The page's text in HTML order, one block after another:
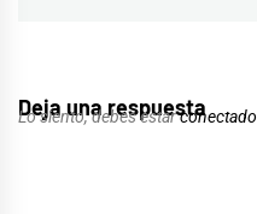
Deja una respuesta
Lo siento, debes estarconectado